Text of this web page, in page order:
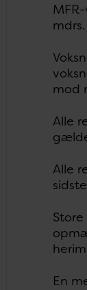
mod
Alle
Alle
En